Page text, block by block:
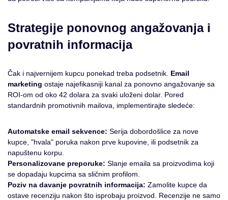
Strategije ponovnog angažovanja i
povratnih informacija
Čak i najvernijem kupcu ponekad treba podsetnik. Email
marketing ostaje najefikasniji kanal za ponovno angažovanje sa
ROI-om od oko 42 dolara za svaki uloženi dolar. Pored
standardnih promotivnih mailova, implementirajte sledeće:
Automatske email sekvence: Serija dobordošlice za nove
kupce, "hvala" poruka nakon prve kupovine, ili podsetnik za
napuštenu korpu.
Personalizovane preporuke: Slanje emaila sa proizvodima koji
se dopadaju kupcima sa sličnim profilom.
Poziv na davanje povratnih informacija: Zamolite kupce da
ostave recenziju nakon što isprobaju proizvod. Recenzije ne samo